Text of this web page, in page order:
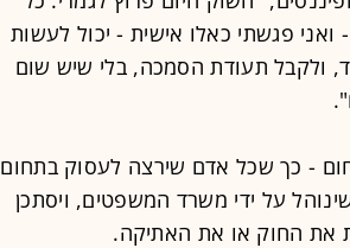
פגשתי כאלו אישית - יכול לעשות
עם 20-40 שעות לימוד, ולקבל תעודת הסמכה, בלי שיש שום
- כך שכל אדם שירצה לעסוק בתחום
על ידי משרד המשפטים, ויסתכן
את החוק או את האתיקה.